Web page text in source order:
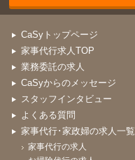
CaSyトップページ
家事代行求人TOP
業務委託の求人
CaSyからのメッセージ
スタッフインタビュー
よくある質問
家事代行･家政婦の求人一覧
家事代行の求人